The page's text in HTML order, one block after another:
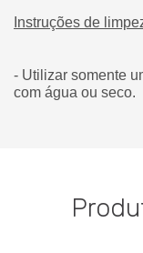
Instruções de
- Utilizar somente
com água ou seco.